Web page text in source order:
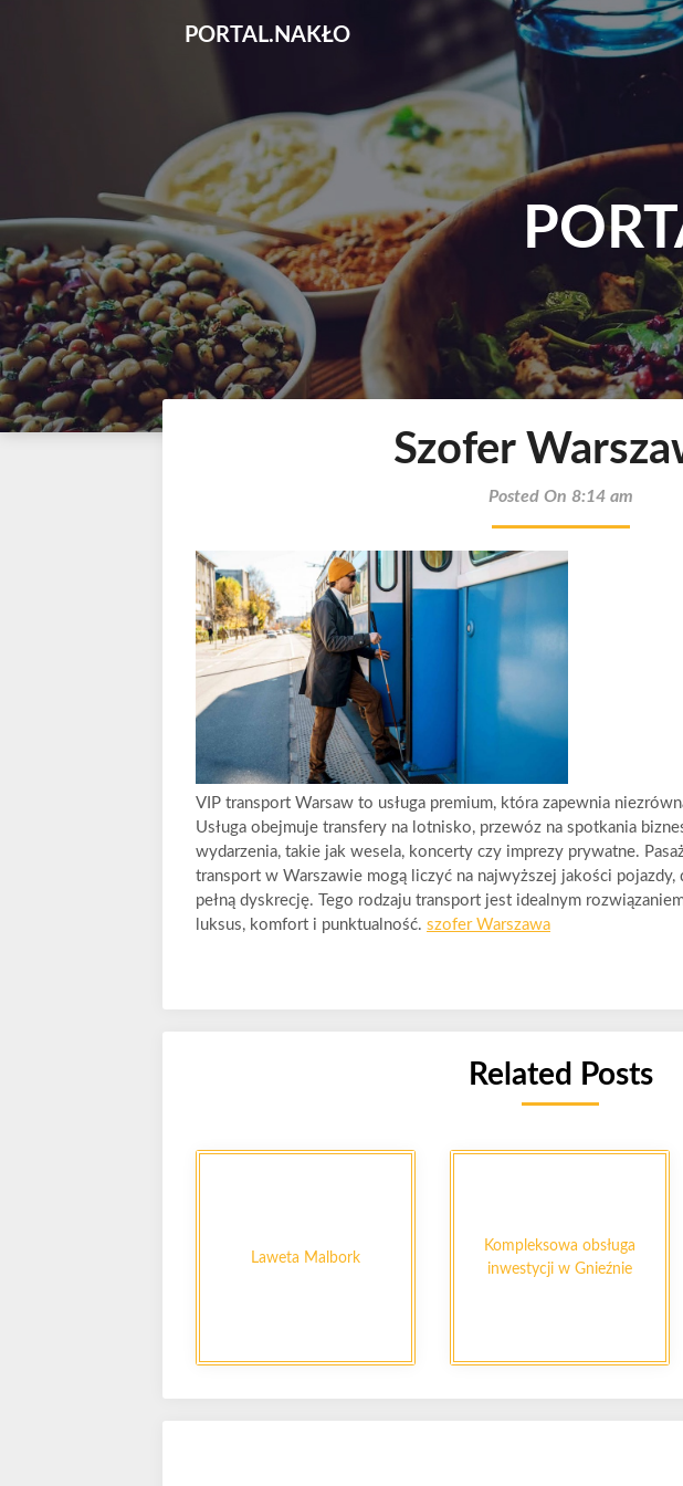
PORTAL.NAKŁO
Szofer
Posted On 8:14 am
VIP transport Warsaw to usługa premium, która zapewnia
Usługa obejmuje transfery na lotnisko, przewóz na spotkania
wydarzenia, takie jak wesela, koncerty czy imprezy prywatne.
transport w Warszawie mogą liczyć na najwyższej jakości
pełną dyskrecję. Tego rodzaju transport jest idealnym
luksus, komfort i punktualność. szofer Warszawa
Related Posts
Laweta Malbork
Kompleksowa obsługa
inwestycji w Gnieźnie